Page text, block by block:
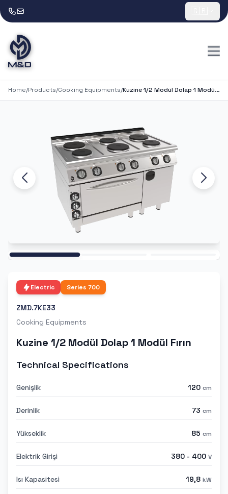
Home/Products/Cooking Equipments/ Kuzine 1/2 Modül Dolap 1 Modül Fırın
Electric Series 700
ZMD.7KE33
Cooking Equipments
Kuzine 1/2 Modül Dolap 1 Modül Fırın
Technical Specifications
Genişlik 120 cm
Derinlik 73 cm
Yükseklik 85 cm
Elektrik Girişi 380 - 400 V
Isı Kapasitesi 19,8 kW